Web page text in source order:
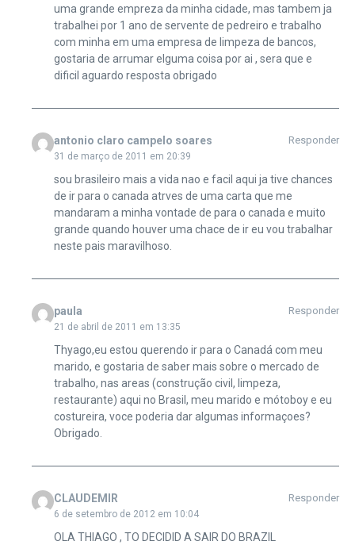
uma grande empreza da minha cidade, mas tambem ja
trabalhei por 1 ano de servente de pedreiro e trabalho
com minha em uma empresa de limpeza de bancos,
gostaria de arrumar elguma coisa por ai , sera que e
dificil aguardo resposta obrigado
antonio claro campelo soares
31 de março de 2011 em 20:39
Responder
sou brasileiro mais a vida nao e facil aqui ja tive chances
de ir para o canada atrves de uma carta que me
mandaram a minha vontade de para o canada e muito
grande quando houver uma chace de ir eu vou trabalhar
neste pais maravilhoso.
paula
21 de abril de 2011 em 13:35
Responder
Thyago,eu estou querendo ir para o Canadá com meu
marido, e gostaria de saber mais sobre o mercado de
trabalho, nas areas (construção civil, limpeza,
restaurante) aqui no Brasil, meu marido e mótoboy e eu
costureira, voce poderia dar algumas informaçoes?
Obrigado.
CLAUDEMIR
6 de setembro de 2012 em 10:04
Responder
OLA THIAGO , TO DECIDID A SAIR DO BRAZIL